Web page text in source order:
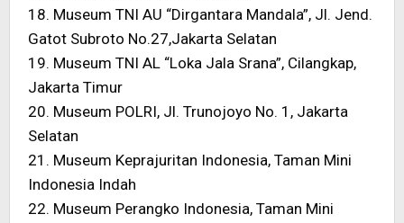
18. Museum TNI AU “Dirgantara Mandala”, Jl. Jend.
Gatot Subroto No.27,Jakarta Selatan
19. Museum TNI AL “Loka Jala Srana”, Cilangkap,
Jakarta Timur
20. Museum POLRI, Jl. Trunojoyo No. 1, Jakarta
Selatan
21. Museum Keprajuritan Indonesia, Taman Mini
Indonesia Indah
22. Museum Perangko Indonesia, Taman Mini